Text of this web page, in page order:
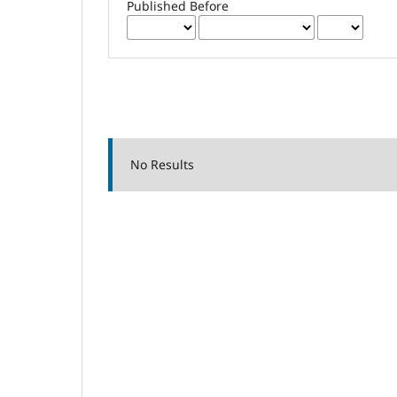
Published Before
No Results